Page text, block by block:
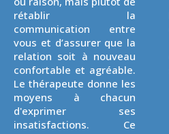
rétablir la
communication entre
vous et d’assurer que la
relation soit à nouveau
confortable et agréable.
Le thérapeute donne les
moyens à chacun
d'exprimer ses
insatisfactions. Ce